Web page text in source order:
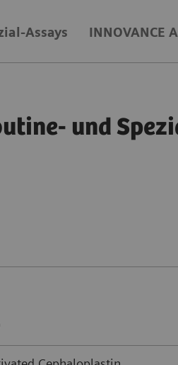
Assays INNOVANCE
und